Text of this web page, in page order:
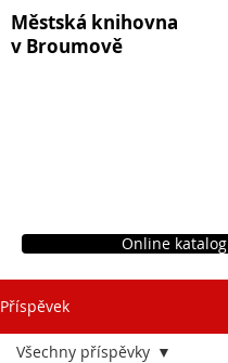
Městská knihovna
v Broumově
Online katalog
Příspěvek
Všechny příspěvky